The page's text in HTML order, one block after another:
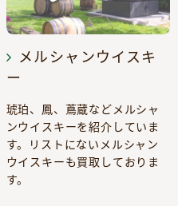
メルシャンウイスキ
ー
琥珀、鳳、蔦蔵などメルシャ
ンウイスキーを紹介していま
す。リストにないメルシャン
ウイスキーも買取しておりま
す。